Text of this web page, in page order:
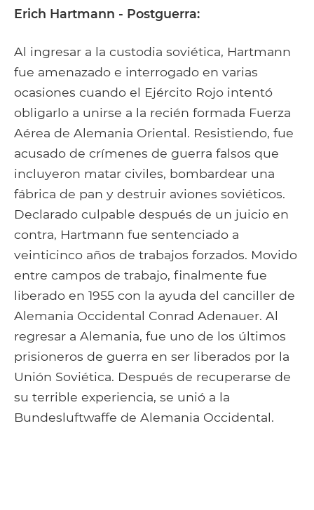
Erich Hartmann - Postguerra:
Al ingresar a la custodia soviética, Hartmann
fue amenazado e interrogado en varias
ocasiones cuando el Ejército Rojo intentó
obligarlo a unirse a la recién formada Fuerza
Aérea de Alemania Oriental. Resistiendo, fue
acusado de crímenes de guerra falsos que
incluyeron matar civiles, bombardear una
fábrica de pan y destruir aviones soviéticos.
Declarado culpable después de un juicio en
contra, Hartmann fue sentenciado a
veinticinco años de trabajos forzados. Movido
entre campos de trabajo, finalmente fue
liberado en 1955 con la ayuda del canciller de
Alemania Occidental Conrad Adenauer. Al
regresar a Alemania, fue uno de los últimos
prisioneros de guerra en ser liberados por la
Unión Soviética. Después de recuperarse de
su terrible experiencia, se unió a la
Bundesluftwaffe de Alemania Occidental.